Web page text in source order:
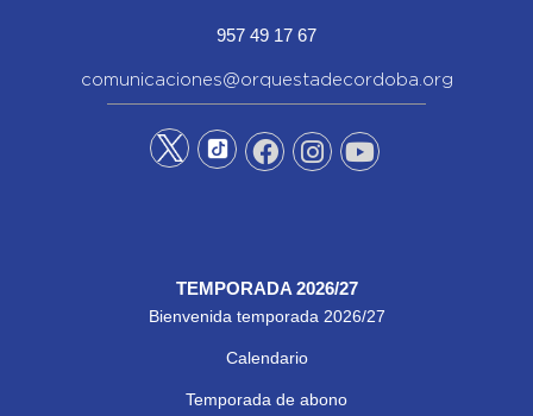
957 49 17 67
comunicaciones@orquestadecordoba.org
TEMPORADA 2026/27
Bienvenida temporada 2026/27
Calendario
Temporada de abono